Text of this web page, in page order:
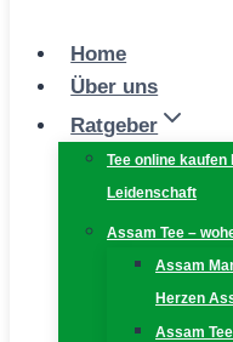
Home
Über uns
Ratgeber
Tee online kaufen
Leidenschaft
Assam Tee –
Assam
Herzen
Assam